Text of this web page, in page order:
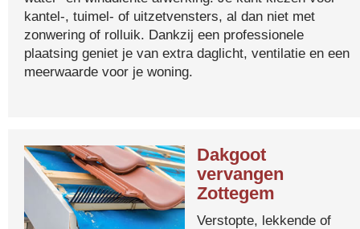
kantel-, tuimel- of uitzetvensters, al dan niet met
zonwering of rolluik. Dankzij een professionele
plaatsing geniet je van extra daglicht, ventilatie en een
meerwaarde voor je woning.
Dakgoot
vervangen
Zottegem
Verstopte, lekkende of